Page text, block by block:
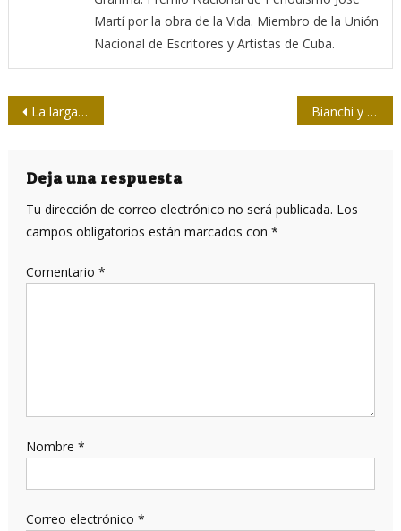
Martí por la obra de la Vida. Miembro de la Unión
Nacional de Escritores y Artistas de Cuba.
Navegación
entradas
La larga marcha de Huawei Bianchi y Chile en Centro Cultural Loynaz
Deja una respuesta
Tu dirección de correo electrónico no será publicada. Los
campos obligatorios están marcados con *
Comentario *
Nombre *
Correo electrónico *